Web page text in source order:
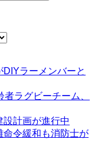
ラーメンバーと
ラグビーチーム、
計画が進行中
命令緩和も消防士が